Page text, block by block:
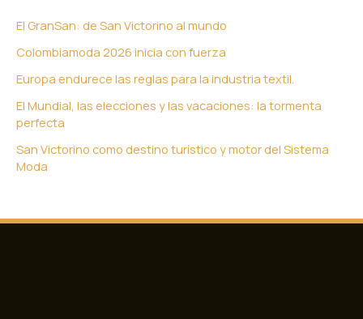
El GranSan: de San Victorino al mundo
Colombiamoda 2026 inicia con fuerza
Europa endurece las reglas para la industria textil.
El Mundial, las elecciones y las vacaciones: la tormenta
perfecta
San Victorino como destino turístico y motor del Sistema
Moda